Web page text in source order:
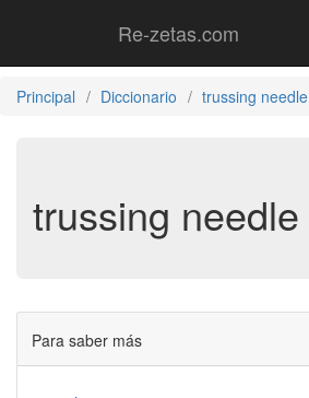
Re-zetas.com
Principal Diccionario trussing needle
trussing needle
Para saber más